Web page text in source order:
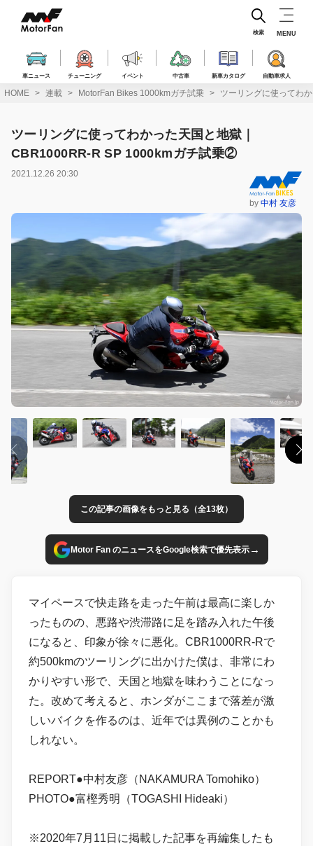
ス
車ニュース チューニング イベント 中古車 新車カタログ 自動車求人
検索 MENU
HOME 連載 MotorFan Bikes 1000kmガチ試乗 ツーリングに使ってわ
ツーリングに使ってわかった天国と地獄｜
CBR1000RR-R SP 1000kmガチ試乗②
2021.12.26 20:30
by中村 友彦
この記事の画像をもっと見る（全13枚）
Motor Fan のニュースをGoogle検索で優先表示→
マイペースで快走路を走った午前は最高に楽しか
ったものの、悪路や渋滞路に足を踏み入れた午後
になると、印象が徐々に悪化。CBR1000RR-Rで
約500kmのツーリングに出かけた僕は、非常にわ
かりやすい形で、天国と地獄を味わうことになっ
た。改めて考えると、ホンダがここまで落差が激
しいバイクを作るのは、近年では異例のことかも
しれない。
REPORT●中村友彦（NAKAMURA Tomohiko）
PHOTO●富樫秀明（TOGASHI Hideaki）
※2020年7月11日に掲載した記事を再編集したも